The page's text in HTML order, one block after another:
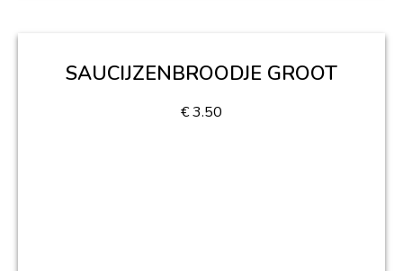
SAUCIJZENBROODJE GROOT
€3.50